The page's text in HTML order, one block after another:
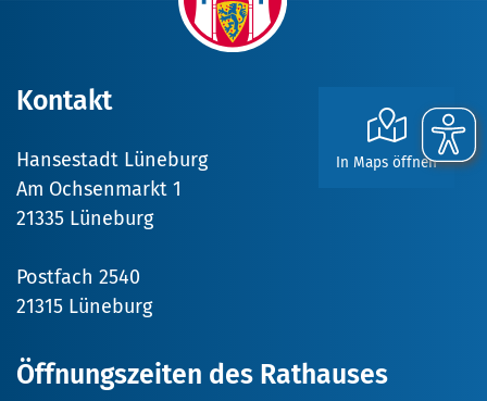
In Maps öffnen
Kontakt
Hansestadt Lüneburg
Am Ochsenmarkt 1
21335 Lüneburg
Postfach 2540
21315 Lüneburg
Öffnungszeiten des Rathauses